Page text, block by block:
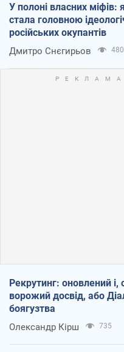
У полоні власних міфів:
стала головною
російських окупантів
Дмитро Снєгирьов 480
Рекрутинг: оновлений
ворожий досвід, або
боягузтва
Олександр Кірш 735